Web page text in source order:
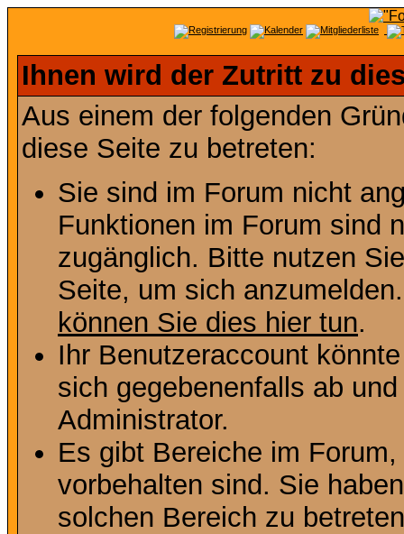
Ihnen wird der Zutritt zu
Aus einem der folgenden
diese Seite zu betreten:
Sie sind im Forum nicht
Funktionen im Forum sind
zugänglich. Bitte nutzen
Seite, um sich
können Sie dies hier tun.
Ihr Benutzeraccount
sich gegebenenfalls ab
Administrator.
Es gibt Bereiche im
vorbehalten sind. Sie
solchen Bereich zu